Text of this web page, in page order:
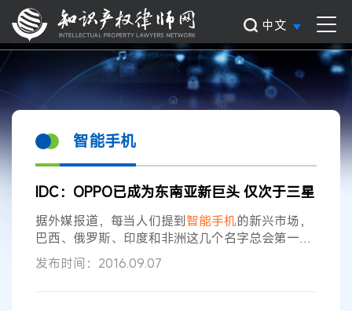
中文
智能手机
IDC：OPPO已成为东南亚新巨头 仅次于三星
据外媒报道，每当人们提到智能手机的新兴市场，
巴西、俄罗斯、印度和非洲这几个名字总会第一时
间蹦出来。不过，人们却忽略了一个潜力巨大的市
场——东南亚，眼下东南亚11国人口已经超过6亿
发布时间：2016.09.07